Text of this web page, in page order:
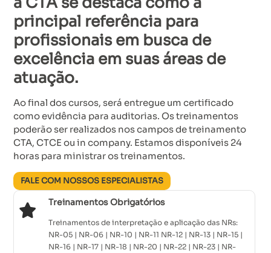
principal referência para
profissionais em busca de
excelência em suas áreas de
atuação.
Ao final dos cursos, será entregue um certificado
como evidência para auditorias. Os treinamentos
poderão ser realizados nos campos de treinamento
CTA, CTCE ou in company. Estamos disponíveis 24
horas para ministrar os treinamentos.
FALE COM NOSSOS ESPECIALISTAS
Treinamentos Obrigatórios
Treinamentos de interpretação e aplicação das NRs:
NR-05 | NR-06 | NR-10 | NR-11 NR-12 | NR-13 | NR-15 |
NR-16 | NR-17 | NR-18 | NR-20 | NR-22 | NR-23 | NR-